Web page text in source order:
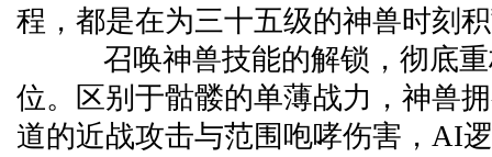
程，都是在为三十五级的神兽时刻
召唤神兽技能的解锁，彻底重
位。区别于骷髅的单薄战力，神兽
道的近战攻击与范围咆哮伤害，AI